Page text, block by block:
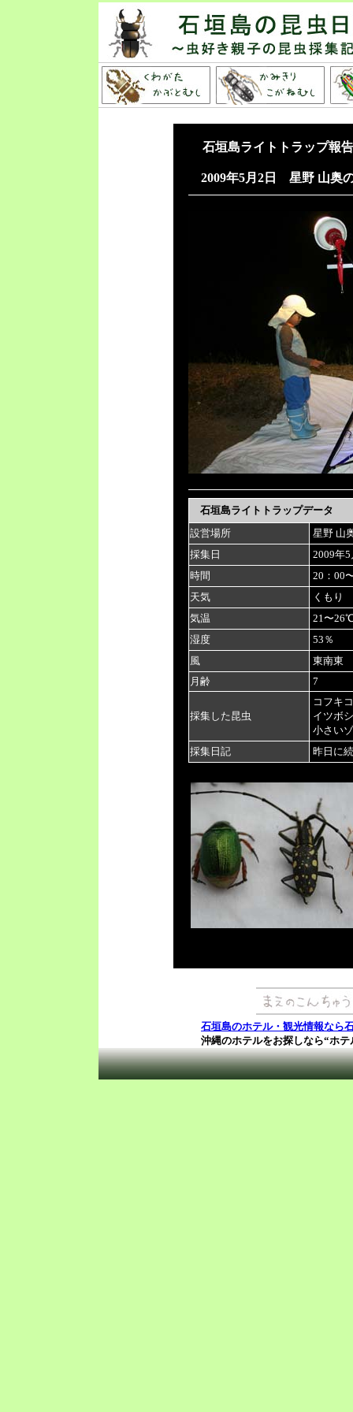
石垣島ライトトラップ報
2009年5月2日 星野 山奥
石垣島ライトトラップデータ
設営場所
星野 山
採集日
2009年
時間
20：00
天気
くもり
気温
21〜
湿度
53％
風
東南東
月齢
7
採集した昆虫
コフキ
イツボ
小さい
採集日記
昨日に
石垣島のホテル・観光情報なら
沖縄のホテルをお探しなら“ホテ